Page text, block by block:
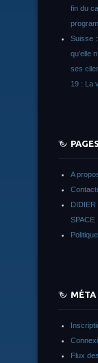
fin du
Suisse
qu’elle
ses
19 : La
PAGES
A
SPACE
MÉTA
Flux